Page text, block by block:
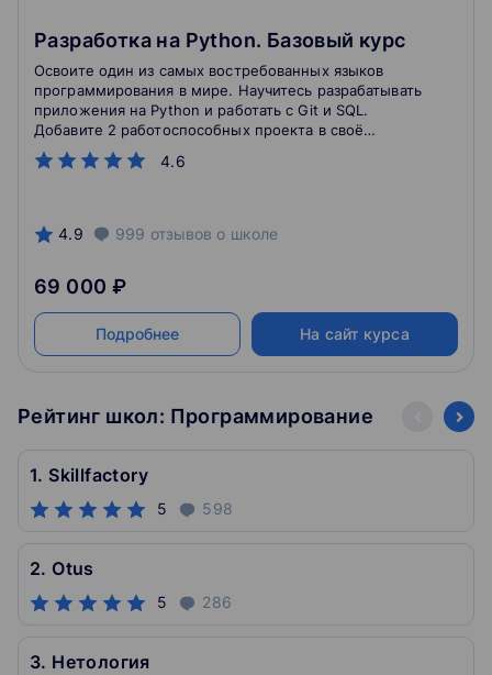
Разработка на Python. Базовый курс
4.6
Освоите один из самых востребованных языков
программирования в мире. Научитесь разрабатывать
приложения на Python и работать с Git и SQL.
Добавите 2 работоспособных проекта в своё
портфолио.
4.9 999 отзывов о школе
69 000 ₽
Подробнее На сайт курса
Рейтинг школ: Программирование
1. Skillfactory
5 598
2. Otus
5 286
3. Нетология